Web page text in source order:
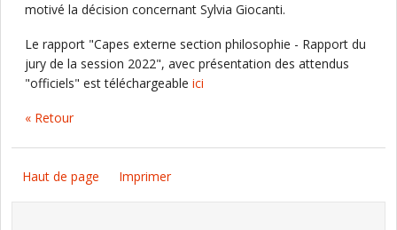
motivé la décision concernant Sylvia Giocanti.
Le rapport "Capes externe section philosophie - Rapport du
jury de la session 2022", avec présentation des attendus
"officiels" est téléchargeable ici
« Retour
Haut de page Imprimer